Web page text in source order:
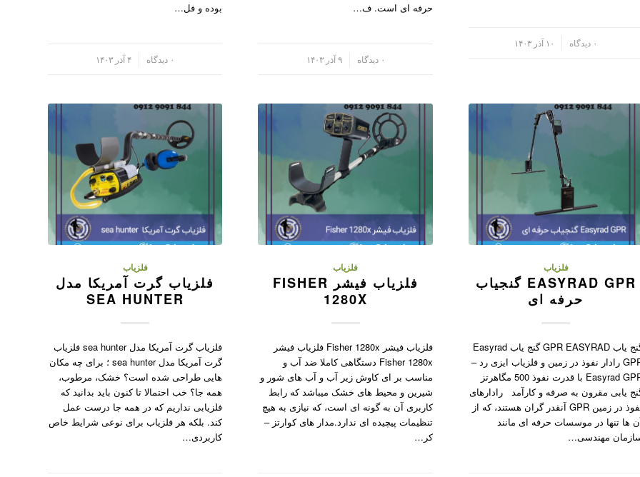
۰ دیدگاه ۱۰ آذر ۱۴۰۳
حرفه ای است. ف…
۰ دیدگاه ۹ آذر ۱۴۰۳
بوده و فل…
۰ دیدگاه ۴ آذر ۱۴۰۳
فلزیاب
EASYRAD GPR گنجیاب
حرفه ای
گنج یاب GPR EASYRAD گنج یاب Easyrad
GPR رادار نفوذ در زمین و فلزیاب ایزی رد –
Easyrad GPR با قدرت نفوذ 500 مگاهرتز
یابی مقرون به صرفه و کارآمد رادارهای
نفوذ در زمین GPR آنقدر گران هستند، که از
ها تنها در موسسات حرفه ای مانند
مهندسی…
فلزیاب
فلزیاب فیشر FISHER
1280X
فلزیاب فیشر Fisher 1280x فلزیاب فیشر
Fisher 1280x دستگاهی کاملا ضد آب و
مناسب بر ای کاوش زیر آب و آب های شور و
شیرین و محیط های خشک میباشد که رابط
کاربری آن به گونه ای است، که نیازی به هیچ
تنظیمات پیچیده ای ندارد.مدار های کوارتز –
کر…
فلزیاب
فلزیاب گرت آمریکا مدل
SEA HUNTER
فلزیاب گرت آمریکا مدل sea hunter فلزیاب
گرت آمریکا مدل sea hunter ؛ برای چه مکان
هایی طراحی شده است؟ خشک، مرطوب،
همه جا؟ خب احتمالا تا کنون باید بدانید که
فلزیابی نداریم که در همه جا درست عمل
کند. بلکه هر فلزیاب برای نوعی شرایط خاص
کاربردی…